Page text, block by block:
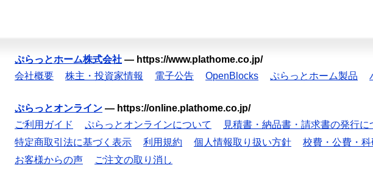
ぷらっとホーム株式会社 — https://www.plathome.co.jp/
会社概要
株主・投資家情報 電子公告 OpenBlocks ぷらっとホーム製品
ぷらっとオンライン — https://online.plathome.co.jp/
ご利用ガイド
ぷらっとオンラインについて 見積書・納品書・請求書の発行に
特定商取引法に基づく表示
利用規約 個人情報取り扱い方針 校費・公費・
お客様からの声
ご注文の取り消し